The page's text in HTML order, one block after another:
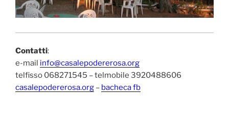
Contatti:
e-mail info@casalepodererosa.org
telfisso 068271545 – telmobile 3920488606
casalepodererosa.org – bacheca fb